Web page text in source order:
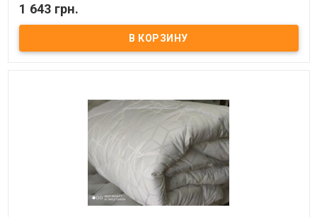
В наличии
Постельное белье фланель Pamukoren Unicorn mavi полуторный
Простынь: 160x240 см – 1 шт. Пододеяльник: 160x220 см – 1 шт.
Наволочки: 50x70 см – 1 шт. Состав: фланель, 100% хлопок
1 643 грн.